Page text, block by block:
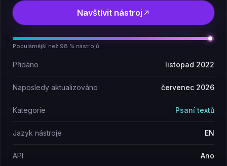
Navštívit nástroj
Populárnější než 98 % nástrojů
Přidáno listopad 2022
Naposledy aktualizováno červenec 2026
Kategorie Psaní textů
Jazyk nástroje EN
API Ano